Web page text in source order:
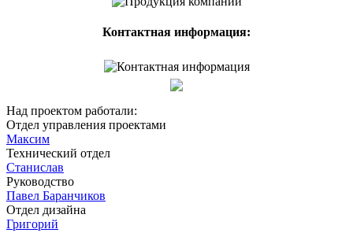
Контактная информация:
Над проектом работали:
Отдел управления проектами
Максим
Технический отдел
Станислав
Руководство
Павел Баранчиков
Отдел дизайна
Григорий